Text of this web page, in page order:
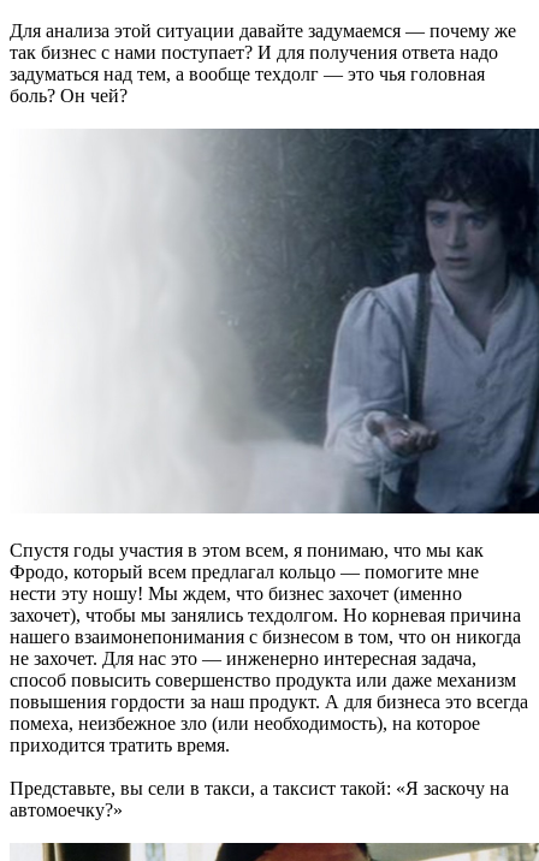
Для анализа этой ситуации давайте задумаемся — почему же
так бизнес с нами поступает? И для получения ответа надо
задуматься над тем, а вообще техдолг — это чья головная
боль? Он чей?
Спустя годы участия в этом всем, я понимаю, что мы как
Фродо, который всем предлагал кольцо — помогите мне
нести эту ношу! Мы ждем, что бизнес захочет (именно
захочет), чтобы мы занялись техдолгом. Но корневая причина
нашего взаимонепонимания с бизнесом в том, что он никогда
не захочет. Для нас это — инженерно интересная задача,
способ повысить совершенство продукта или даже механизм
повышения гордости за наш продукт. А для бизнеса это всегда
помеха, неизбежное зло (или необходимость), на которое
приходится тратить время.
Представьте, вы сели в такси, а таксист такой: «Я заскочу на
автомоечку?»